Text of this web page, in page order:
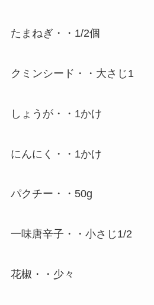
たまねぎ・・1/2個
クミンシード・・大さじ1
しょうが・・1かけ
にんにく・・1かけ
パクチー・・50g
一味唐辛子・・小さじ1/2
花椒・・少々